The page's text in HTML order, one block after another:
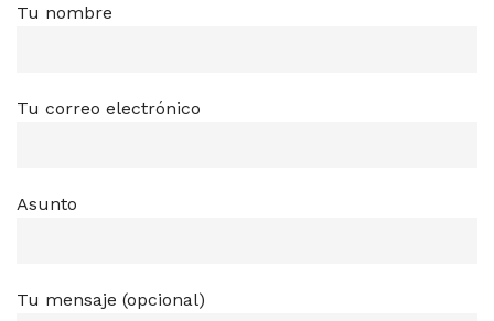
Tu nombre
Tu correo electrónico
Asunto
Tu mensaje (opcional)